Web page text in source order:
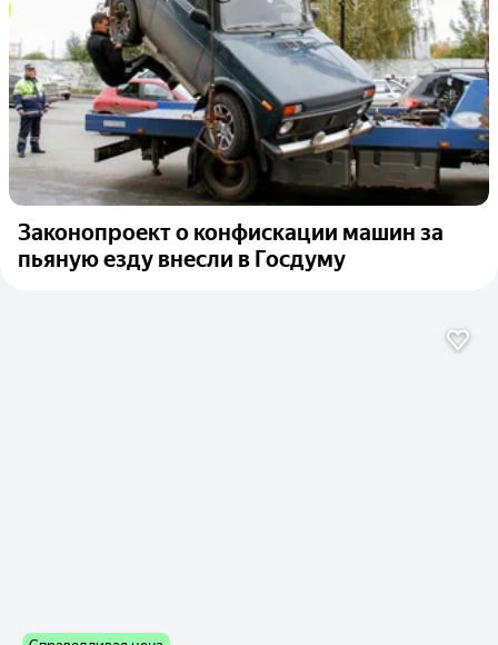
Законопроект о конфискации машин за
пьяную езду внесли в Госдуму